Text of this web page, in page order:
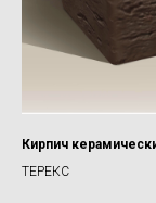
Кирпич
ТЕРЕКС